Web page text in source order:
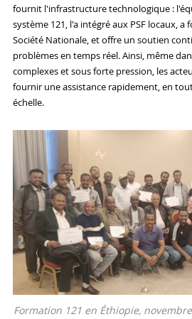
fournit l'infrastructure technologique :
système 121, l'a intégré aux PSF locaux, a
Société Nationale, et offre un soutien
problèmes en temps réel. Ainsi, même
complexes et sous forte pression, les
fournir une assistance rapidement, en
échelle.
Formation 121 en Éthiopie,